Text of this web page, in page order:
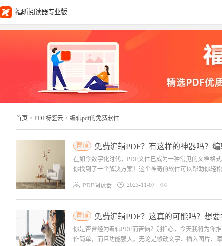
福昕阅读器专业版
首页 > PDF标签云 > 编辑pdf的免费软件
置顶 免费编辑PDF？有这样的神器吗？
在如今数字化时代，PDF文件已成为一种常见的文档格
你找到了一个解决方案！这个神奇的软件可以帮助你轻
PDF阅读器 2023-11-07
置顶 免费编辑PDF？这真的可能吗？想
你是否曾经为编辑PDF而苦恼？别担心，今天我将为你
作简单，而且功能强大。无论是修改文字、插入图片、